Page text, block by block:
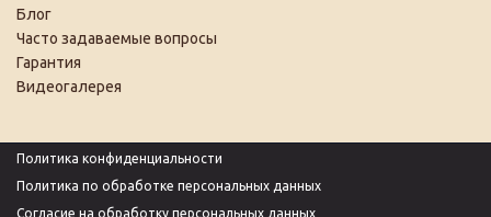
Блог
Часто задаваемые вопросы
Гарантия
Видеогалерея
Политика конфиденциальности
Политика по обработке персональных данных
Согласие на обработку персональных данных